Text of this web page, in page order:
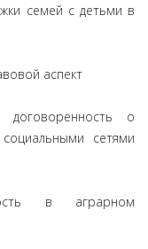
семей с детьми в
аспект
о
сетями
в аграрном